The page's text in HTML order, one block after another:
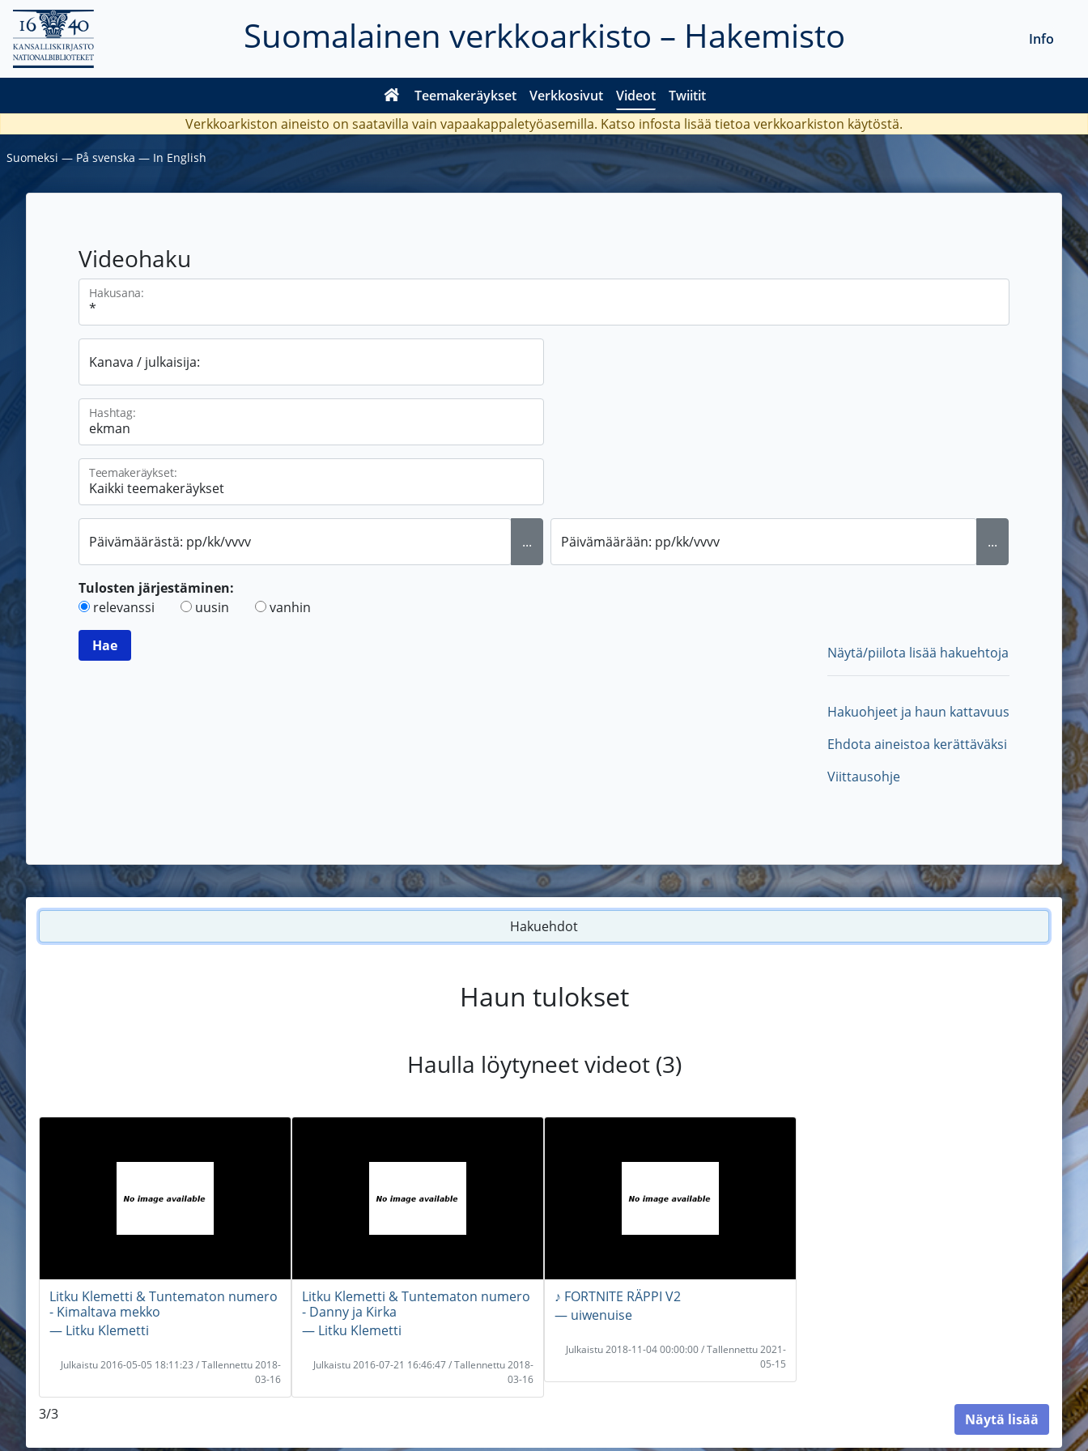
Suomalainen verkkoarkisto – Hakemisto
Teemakeräykset Verkkosivut Videot Twiitit
Info
Verkkoarkiston aineisto on saatavilla vain vapaakappaletyöasemilla. Katso infosta lisää tietoa verkkoarkiston käytöstä.
Suomeksi ― På svenska ― In English
Videohaku
Hakusana:
Kanava / julkaisija:
Hashtag:
Teemakeräykset:
Päivämäärästä: pp/kk/vvvv ... Päivämäärään: pp/kk/vvvv ...
Tulosten järjestäminen:
relevanssi
uusin vanhin
Näytä/piilota lisää hakuehtoja
Hakuohjeet ja haun kattavuus
Ehdota aineistoa kerättäväksi
Viittausohje
Hakuehdot
Haun tulokset
Haulla löytyneet videot (3)
Litku Klemetti & Tuntematon numero
- Kimaltava mekko
― Litku Klemetti
Julkaistu 2016-05-05 18:11:23 / Tallennettu 2018-
03-16
Litku Klemetti & Tuntematon numero
- Danny ja Kirka
― Litku Klemetti
Julkaistu 2016-07-21 16:46:47 / Tallennettu 2018-
03-16
♪ FORTNITE RÄPPI V2
― uiwenuise
Julkaistu 2018-11-04 00:00:00 / Tallennettu 2021-
05-15
3/3 Näytä lisää